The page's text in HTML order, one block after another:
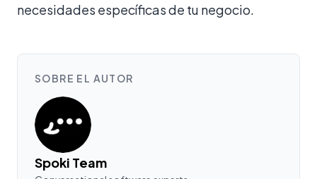
necesidades específicas de tu negocio.
SOBRE EL AUTOR
Spoki Team